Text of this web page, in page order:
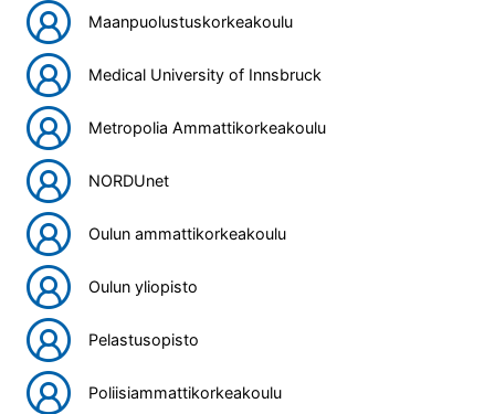
Maanpuolustuskorkeakoulu
Medical University of Innsbruck
Metropolia Ammattikorkeakoulu
NORDUnet
Oulun ammattikorkeakoulu
Oulun yliopisto
Pelastusopisto
Poliisiammattikorkeakoulu